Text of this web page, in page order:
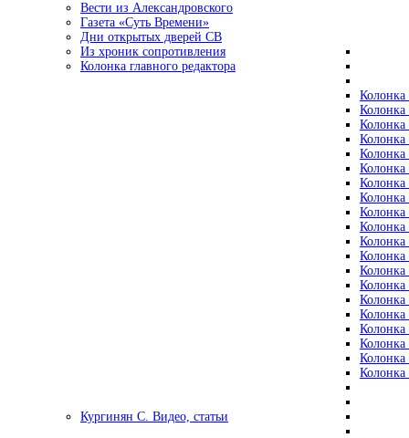
Вести из Александровского
Газета «Суть Времени»
Дни открытых дверей СВ
Из хроник сопротивления
Колонка главного редактора
Колонка
Колонка
Колонка
Колонка
Колонка
Колонка
Колонка
Колонка
Колонка
Колонка
Колонка
Колонка
Колонка
Колонка
Колонка
Колонка
Колонка
Колонка
Колонка
Колонка
Кургинян С. Видео, статьи